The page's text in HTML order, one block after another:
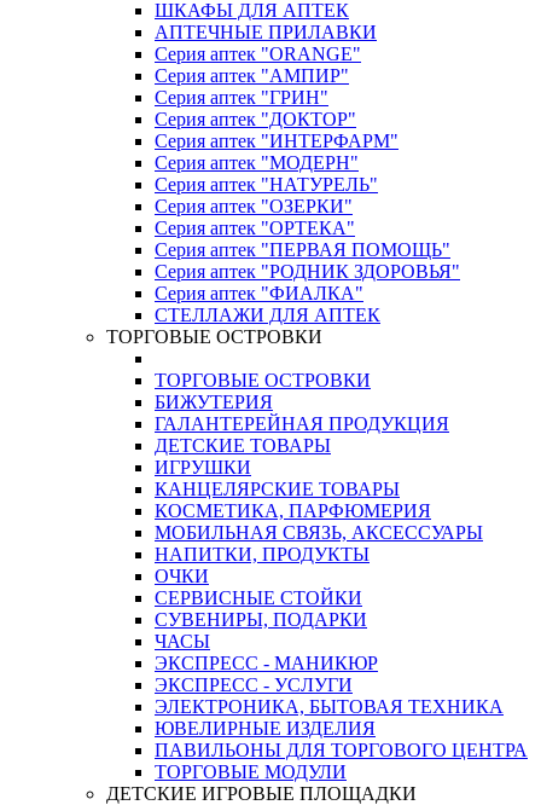
ШКАФЫ ДЛЯ АПТЕК
АПТЕЧНЫЕ ПРИЛАВКИ
Серия аптек "ORANGE"
Серия аптек "АМПИР"
Серия аптек "ГРИН"
Серия аптек "ДОКТОР"
Серия аптек "ИНТЕРФАРМ"
Серия аптек "МОДЕРН"
Серия аптек "НАТУРЕЛЬ"
Серия аптек "ОЗЕРКИ"
Серия аптек "ОРТЕКА"
Серия аптек "ПЕРВАЯ ПОМОЩЬ"
Серия аптек "РОДНИК ЗДОРОВЬЯ"
Серия аптек "ФИАЛКА"
СТЕЛЛАЖИ ДЛЯ АПТЕК
ТОРГОВЫЕ ОСТРОВКИ
ТОРГОВЫЕ ОСТРОВКИ
БИЖУТЕРИЯ
ГАЛАНТЕРЕЙНАЯ ПРОДУКЦИЯ
ДЕТСКИЕ ТОВАРЫ
ИГРУШКИ
КАНЦЕЛЯРСКИЕ ТОВАРЫ
КОСМЕТИКА, ПАРФЮМЕРИЯ
МОБИЛЬНАЯ СВЯЗЬ, АКСЕССУАРЫ
НАПИТКИ, ПРОДУКТЫ
ОЧКИ
СЕРВИСНЫЕ СТОЙКИ
СУВЕНИРЫ, ПОДАРКИ
ЧАСЫ
ЭКСПРЕСС - МАНИКЮР
ЭКСПРЕСС - УСЛУГИ
ЭЛЕКТРОНИКА, БЫТОВАЯ ТЕХНИКА
ЮВЕЛИРНЫЕ ИЗДЕЛИЯ
ПАВИЛЬОНЫ ДЛЯ ТОРГОВОГО ЦЕНТРА
ТОРГОВЫЕ МОДУЛИ
ДЕТСКИЕ ИГРОВЫЕ ПЛОЩАДКИ